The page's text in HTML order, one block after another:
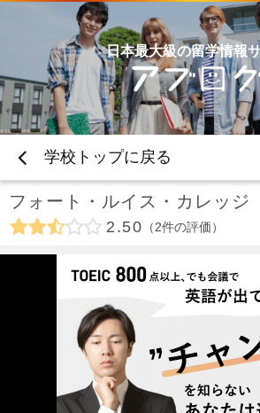
日本最大級の留学情報
学校トップに戻る
フォート・ルイス・カレッジ
2.50 2件の評価